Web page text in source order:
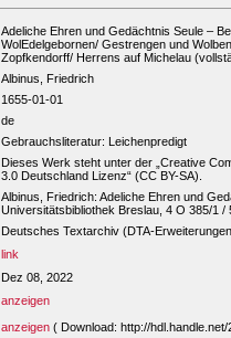
Adeliche Ehren und Gedächtnis Seule –
WolEdelgebornen/ Gestrengen und
Zopfkendorff/ Herrens auf Michelau
Albinus, Friedrich
1655-01-01
de
Gebrauchsliteratur: Leichenpredigt
Dieses Werk steht unter der „Creative
3.0 Deutschland Lizenz“ (CC BY-SA).
Albinus, Friedrich: Adeliche Ehren und
Universitätsbibliothek Breslau, 4 O 385/1 /
Deutsches Textarchiv (DTA-
link
Dez 08, 2022
anzeigen
anzeigen ( Download: http://